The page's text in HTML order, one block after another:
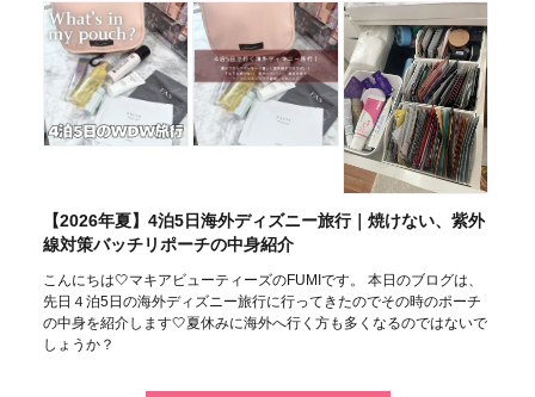
【2026年夏】4泊5日海外ディズニー旅行｜焼けない、紫外
線対策バッチリポーチの中身紹介
こんにちは🤍マキアビューティーズのFUMIです。 本日のブログは、
先日４泊5日の海外ディズニー旅行に行ってきたのでその時のポーチ
の中身を紹介します🤍夏休みに海外へ行く方も多くなるのではないで
しょうか？